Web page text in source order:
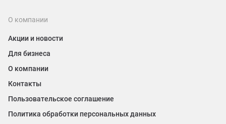
О компании
Акции и новости
Для бизнеса
О компании
Контакты
Пользовательское соглашение
Политика обработки персональных данных